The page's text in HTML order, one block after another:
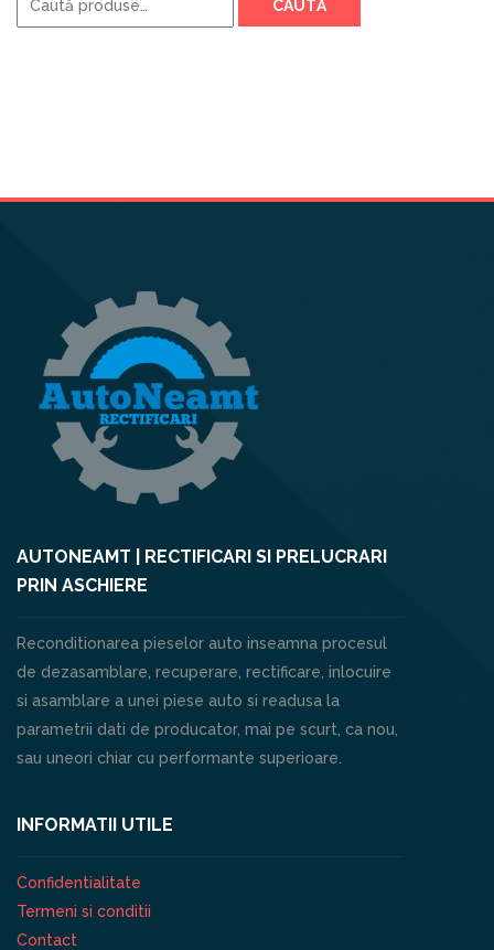
după:
CAUTĂ
AUTONEAMT | RECTIFICARI SI PRELUCRARI
PRIN ASCHIERE
Reconditionarea pieselor auto inseamna procesul
de dezasamblare, recuperare, rectificare, inlocuire
si asamblare a unei piese auto si readusa la
parametrii dati de producator, mai pe scurt, ca nou,
sau uneori chiar cu performante superioare.
INFORMATII UTILE
Confidentialitate
Termeni si conditii
Contact